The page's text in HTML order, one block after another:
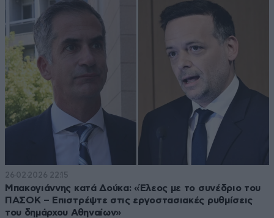
26·02·2026 22:15
Μπακογιάννης κατά Δούκα: «Έλεος με το συνέδριο του
ΠΑΣΟΚ – Επιστρέψτε στις εργοστασιακές ρυθμίσεις
του δημάρχου Αθηναίων»